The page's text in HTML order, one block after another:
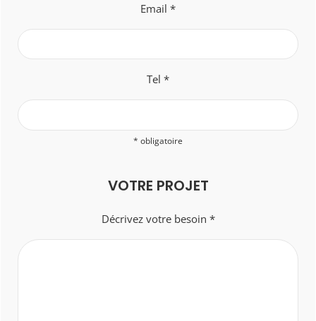
Email *
Tel *
* obligatoire
VOTRE PROJET
Décrivez votre besoin *